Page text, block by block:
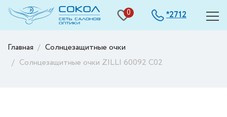
0 *2712
Главная
Солнцезащитные очки
Солнцезащитные очки ZILLI 60092 C02